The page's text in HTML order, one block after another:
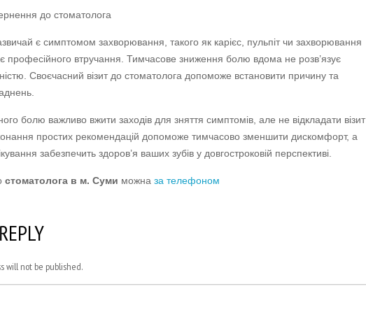
до стоматолога
є симптомом захворювання, такого як карієс, пульпіт чи захворювання
професійного втручання. Тимчасове зниження болю вдома не розв’язує
Своєчасний візит до стоматолога допоможе встановити причину та
болю важливо вжити заходів для зняття симптомів, але не відкладати візит
простих рекомендацій допоможе тимчасово зменшити дискомфорт, а
забезпечить здоров’я ваших зубів у довгостроковій перспективі.
стоматолога в м. Суми можна за телефоном
will not be published.